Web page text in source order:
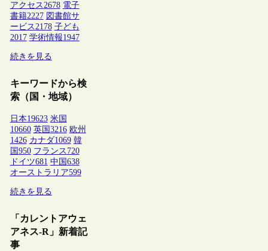
アクセス2678 電子
書籍2227 図書館サ
ービス2178 子ども
2017 学術情報1947
続きを見る
キーワードから検
索（国・地域）
日本19623 米国
10660 英国 3216 欧州
1426 カナダ1069 韓
国 950 フランス 720
ドイツ681 中国 638
オーストラリア599
続きを見る
「カレントアウェ
アネス-R」新着記
事